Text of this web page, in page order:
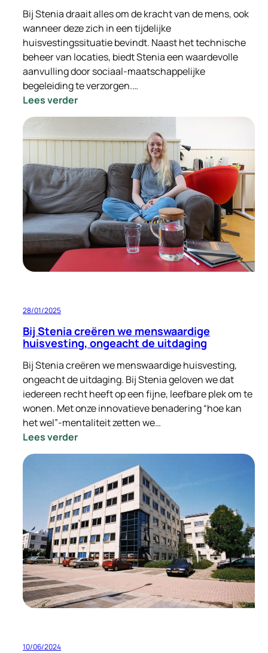
Bij Stenia draait alles om de kracht van de mens, ook
wanneer deze zich in een tijdelijke
huisvestingssituatie bevindt. Naast het technische
beheer van locaties, biedt Stenia een waardevolle
aanvulling door sociaal-maatschappelijke
begeleiding te verzorgen.…
Lees verder:
Sociaal-
maatschappelijke
begeleiding:
belangrijke
steun
bij
tijdelijke
huisvesting
28/01/2025
Bij Stenia creëren we menswaardige
huisvesting, ongeacht de uitdaging
Bij Stenia creëren we menswaardige huisvesting,
ongeacht de uitdaging. Bij Stenia geloven we dat
iedereen recht heeft op een fijne, leefbare plek om te
wonen. Met onze innovatieve benadering “hoe kan
het wel”-mentaliteit zetten we…
Lees verder:
Bij
creëren
we
menswaardige
huisvesting,
ongeacht
de
uitdaging
10/06/2024